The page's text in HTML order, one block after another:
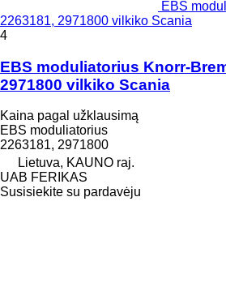
EBS
2263181, 2971800 vilkiko Scania
4
EBS moduliatorius Knorr-
2971800 vilkiko Scania
Kaina pagal užklausimą
EBS moduliatorius
2263181, 2971800
Lietuva, KAUNO raj.
UAB FERIKAS
Susisiekite su pardavėju